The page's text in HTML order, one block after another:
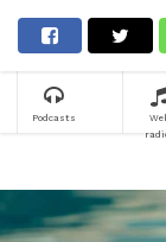
Podcasts